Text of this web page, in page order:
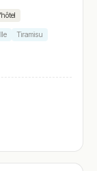
Tiramisu